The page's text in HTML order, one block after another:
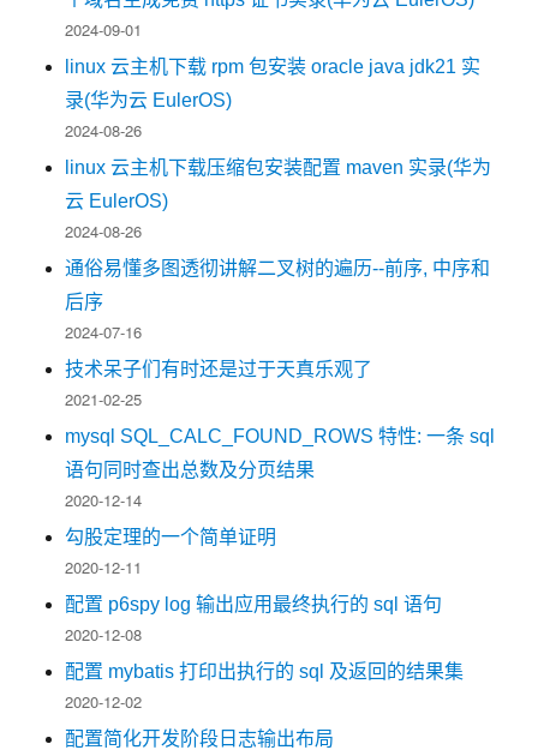
2024-09-01
linux 云主机下载 rpm 包安装 oracle java jdk21 实
录(华为云 EulerOS)
2024-08-26
linux 云主机下载压缩包安装配置 maven 实录(华为
云 EulerOS)
2024-08-26
通俗易懂多图透彻讲解二叉树的遍历--前序, 中序和
后序
2024-07-16
技术呆子们有时还是过于天真乐观了
2021-02-25
mysql SQL_CALC_FOUND_ROWS 特性: 一条 sql
语句同时查出总数及分页结果
2020-12-14
勾股定理的一个简单证明
2020-12-11
配置 p6spy log 输出应用最终执行的 sql 语句
2020-12-08
配置 mybatis 打印出执行的 sql 及返回的结果集
2020-12-02
配置简化开发阶段日志输出布局